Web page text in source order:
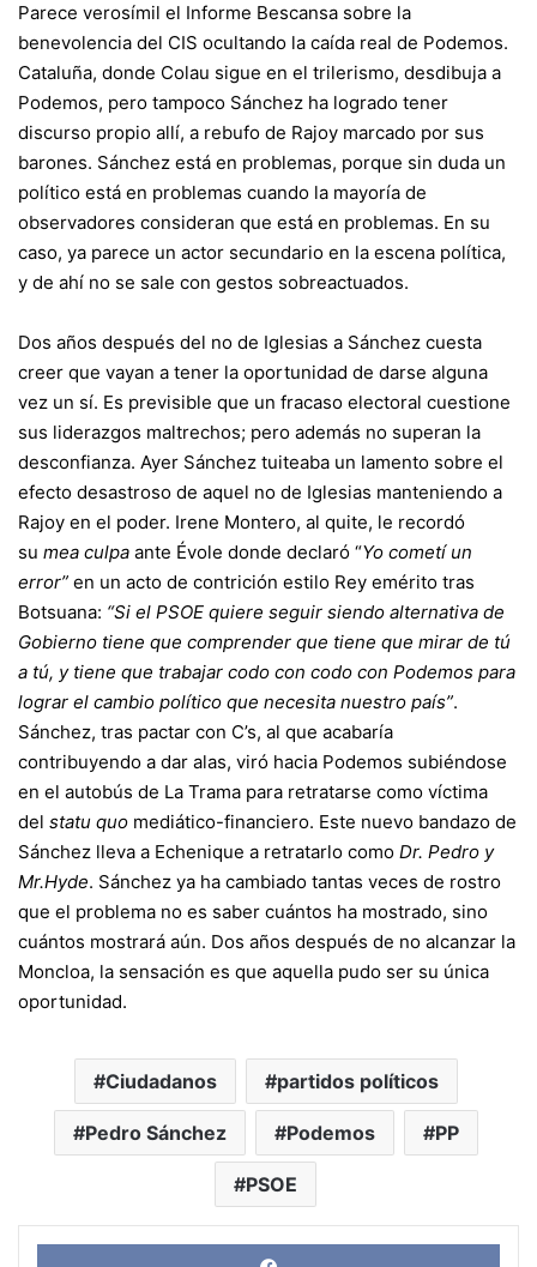
Parece verosímil el Informe Bescansa sobre la
benevolencia del CIS ocultando la caída real de Podemos.
Cataluña, donde Colau sigue en el trilerismo, desdibuja a
Podemos, pero tampoco Sánchez ha logrado tener
discurso propio allí, a rebufo de Rajoy marcado por sus
barones. Sánchez está en problemas, porque sin duda un
político está en problemas cuando la mayoría de
observadores consideran que está en problemas. En su
caso, ya parece un actor secundario en la escena política,
y de ahí no se sale con gestos sobreactuados.
Dos años después del no de Iglesias a Sánchez cuesta
creer que vayan a tener la oportunidad de darse alguna
vez un sí. Es previsible que un fracaso electoral cuestione
sus liderazgos maltrechos; pero además no superan la
desconfianza. Ayer Sánchez tuiteaba un lamento sobre el
efecto desastroso de aquel no de Iglesias manteniendo a
Rajoy en el poder. Irene Montero, al quite, le recordó
su mea culpa ante Évole donde declaró “Yo cometí un
error” en un acto de contrición estilo Rey emérito tras
Botsuana: “Si el PSOE quiere seguir siendo alternativa de
Gobierno tiene que comprender que tiene que mirar de tú
a tú, y tiene que trabajar codo con codo con Podemos para
lograr el cambio político que necesita nuestro país”.
Sánchez, tras pactar con C’s, al que acabaría
contribuyendo a dar alas, viró hacia Podemos subiéndose
en el autobús de La Trama para retratarse como víctima
del statu quo mediático-financiero. Este nuevo bandazo de
Sánchez lleva a Echenique a retratarlo como Dr. Pedro y
Mr.Hyde. Sánchez ya ha cambiado tantas veces de rostro
que el problema no es saber cuántos ha mostrado, sino
cuántos mostrará aún. Dos años después de no alcanzar la
Moncloa, la sensación es que aquella pudo ser su única
oportunidad.
Ciudadanos partidos políticos
Pedro Sánchez Podemos PP
PSOE